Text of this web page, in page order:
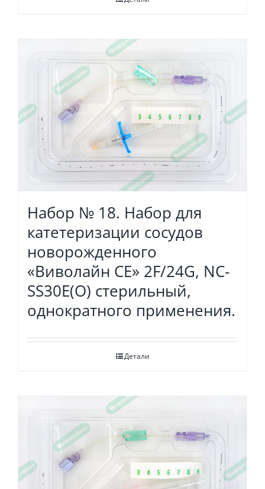
Набор № 18. Набор для
катетеризации сосудов
новорожденного
«Виволайн СЕ» 2F/24G, NC-
SS30E(O) стерильный,
однократного применения.
Детали